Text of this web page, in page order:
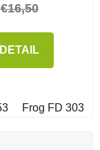
C3000
€16,50
DETAIL
Frog FD 303